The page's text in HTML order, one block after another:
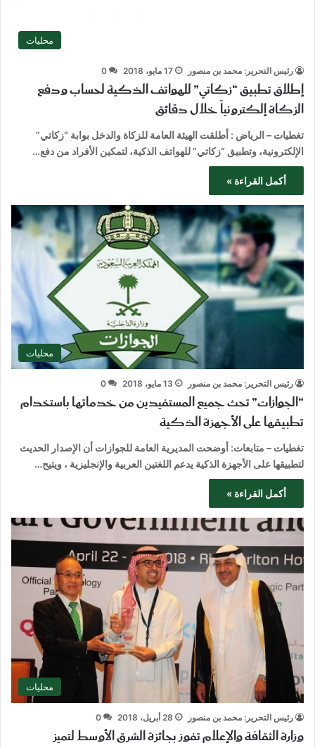
محليات
رئيس التحرير: محمد بن منصور 17 مايو، 2018 0
إطلاق تطبيق “زكاتي” للهواتف الذكية لحساب ودفع
الزكاة إلكترونياً خلال دقائق
تغطيات – الرياض : أطلقت الهيئة العامة للزكاة والدخل بوابة “زكاتي”
الإلكترونية، وتطبيق “زكاتي” للهواتف الذكية، لتمكين الأفراد من دفع…
أكمل القراءة »
محليات
رئيس التحرير: محمد بن منصور 13 مايو، 2018 0
“الجوازات” تحث جميع المستفيدين من خدماتها باستخدام
تطبيقها على الأجهزة الذكية
تغطيات – متابعات: أوضحت المديرية العامة للجوازات أن الإصدار الحديث
لتطبيقها على الأجهزة الذكية يدعم اللغتين العربية والإنجليزية ، ويتيح…
أكمل القراءة »
محليات
رئيس التحرير: محمد بن منصور 28 أبريل، 2018 0
وزارة الثقافة والإعلام تفوز بجائزة الشرق الأوسط لتميز